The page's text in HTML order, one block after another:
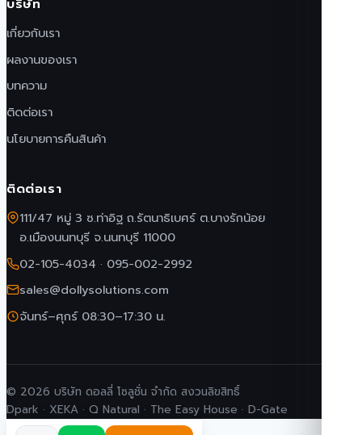
เกี่ยวกับเรา
ผลงานของเรา
บทความ
ติดต่อเรา
นโยบายการคืนสินค้า
ติดต่อเรา
111/47 หมู่ 3 ซ.ท่าอิฐ ถ.รัตนาธิเบศร์ ต.บางรักน้อย
อ.เมืองนนทบุรี จ.นนทบุรี 11000
02-105-4034 · 095-002-2992
sales@dollysolutions.com
จันทร์–ศุกร์ 08:30–17:30 น.
© 2026 บริษัท ดอลลี่ โซลูชั่น จำกัด สงวนลิขสิทธิ์
Dpark · XEKA · Q Natural · The Easy House · D-Gate